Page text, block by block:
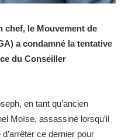
chef, le Mouvement de
a condamné la tentative
du Conseiller
en tant qu’ancien
Moïse, assassiné lorsqu’il
ce dernier pour